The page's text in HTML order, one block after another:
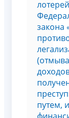
лотерей
закона
путем, и